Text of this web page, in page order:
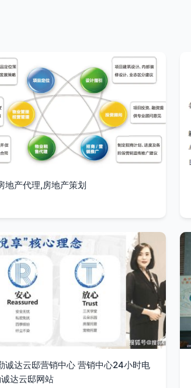
地产代理,房地产策划
诚达云邸营销中心 营销中心24小时电
达云邸网站